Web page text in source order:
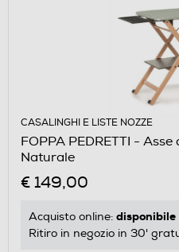
CASALINGHI E LISTE NOZZE
FOPPA PEDRETTI -
Naturale
€ 149,00
Acquisto online: disponibile
Ritiro in negozio in 30'